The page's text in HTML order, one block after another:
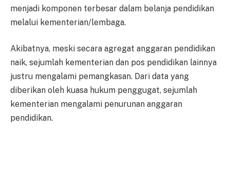
menjadi komponen terbesar dalam belanja pendidikan
melalui kementerian/lembaga.
Akibatnya, meski secara agregat anggaran pendidikan
naik, sejumlah kementerian dan pos pendidikan lainnya
justru mengalami pemangkasan. Dari data yang
diberikan oleh kuasa hukum penggugat, sejumlah
kementerian mengalami penurunan anggaran
pendidikan.